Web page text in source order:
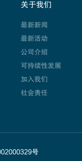
关于我们
最新新闻
最新活动
公司介绍
可持续性发展
加入我们
社会责任
号